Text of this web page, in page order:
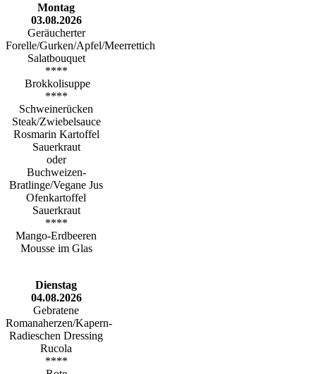
Montag
03.08.2026
Geräucherter
Forelle/Gurken/Apfel/Meerrettich
Salatbouquet
****
Brokkolisuppe
****
Schweinerücken
Steak/Zwiebelsauce
Rosmarin Kartoffel
Sauerkraut
oder
Buchweizen-
Bratlinge/Vegane Jus
Ofenkartoffel
Sauerkraut
****
Mango-Erdbeeren
Mousse im Glas
Dienstag
04.08.2026
Gebratene
Romanaherzen/Kapern-
Radieschen Dressing
Rucola
****